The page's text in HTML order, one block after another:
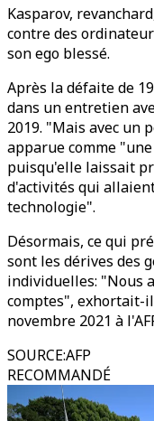
Kasparov,
contre des
son ego blessé.
Après la défaite de
dans un entretien
2019. "Mais avec un
apparue comme
puisqu'elle laissait
d'activités qui
technologie".
Désormais, ce qui
sont les dérives des
individuelles: "Nous
comptes", exhortait-
novembre 2021 à
SOURCE:AFP
RECOMMANDÉ